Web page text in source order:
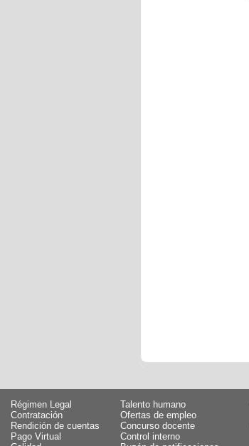
Régimen Legal
Talento humano
Contratación
Ofertas de empleo
Rendición de cuentas
Concurso docente
Pago Virtual
Control interno